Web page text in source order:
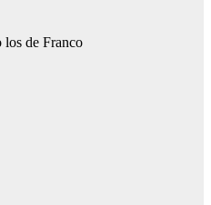
los de Franco